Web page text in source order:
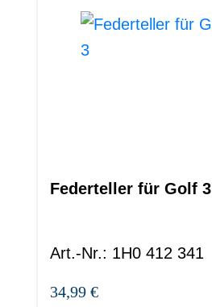
Federteller für Golf 3
Art.-Nr.: 1H0 412 341
34,99 €